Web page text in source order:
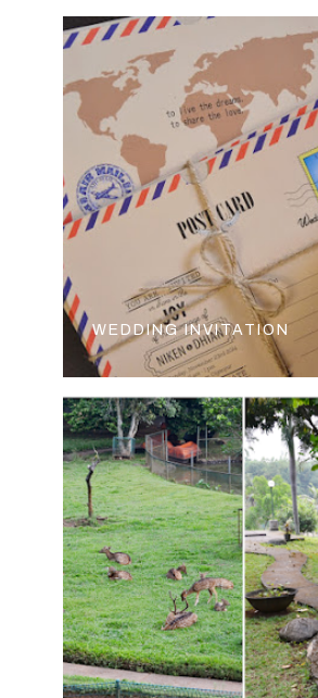
WEDDING INVITATION